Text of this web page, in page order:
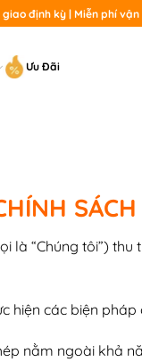
định kỳ | Miễn phí
Ưu Đãi
là “Chúng tôi”)
các biện
nằm ngoài khả